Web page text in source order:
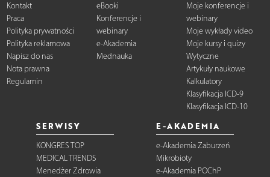
Kontakt
Praca
Polityka prywatności
Polityka reklamowa
Napisz do nas
Nota prawna
Regulamin
eBooki
Konferencje i
webinary
e-Akademia
Mednauka
Moje konferencje i
webinary
Moje wykłady video
Moje kursy i quizy
Wytyczne
Artykuły naukowe
Kalkulatory
Klasyfikacja ICD-9
Klasyfikacja ICD-10
SERWISY
KONGRES TOP
MEDICAL TRENDS
Menedżer Zdrowia
E-AKADEMIA
e-Akademia Zaburzeń
Mikrobioty
e-Akademia POChP